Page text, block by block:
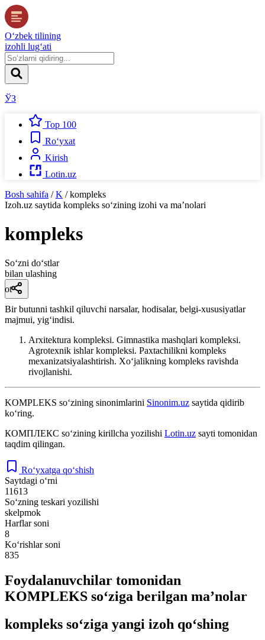
O‘zbek tilining
izohli lug‘ati
ЎЗ
Top 100
Ro‘yxat
Kirish
Lotin.uz
Bosh sahifa / K / kompleks
Izoh.uz saytida kompleks so‘zining izohi va ma’nolari
kompleks
So‘zni do‘stlar
bilan ulashing
ot
Bir butunni tashkil qiluvchi narsalar, hodisalar, belgi-xususiyatlar
majmui, yigʻindisi.
Arxitektura kompleksi. Gimnastika mashqlari kompleksi.
Agrotexnik ishlar kompleksi. Paxtachilikni kompleks
mexanizatsiyalashtirish. Xoʻjalikning kompleks ravishda
rivojlanishi.
KOMPLEKS so‘zining sinonimlarini Sinonim.uz saytida qidirib
ko‘ring.
КОМПЛЕКС so‘zining kirillcha yozilishi Lotin.uz sayti tomonidan
taqdim qilingan.
Ro‘yxatga qo‘shish
Saytdagi o‘rni
11613
So‘zning teskari yozilishi
skelpmok
Harflar soni
8
Ko‘rishlar soni
835
Foydalanuvchilar tomonidan
KOMPLEKS so‘ziga berilgan ma’nolar
kompleks so‘ziga yangi izoh qo‘shing